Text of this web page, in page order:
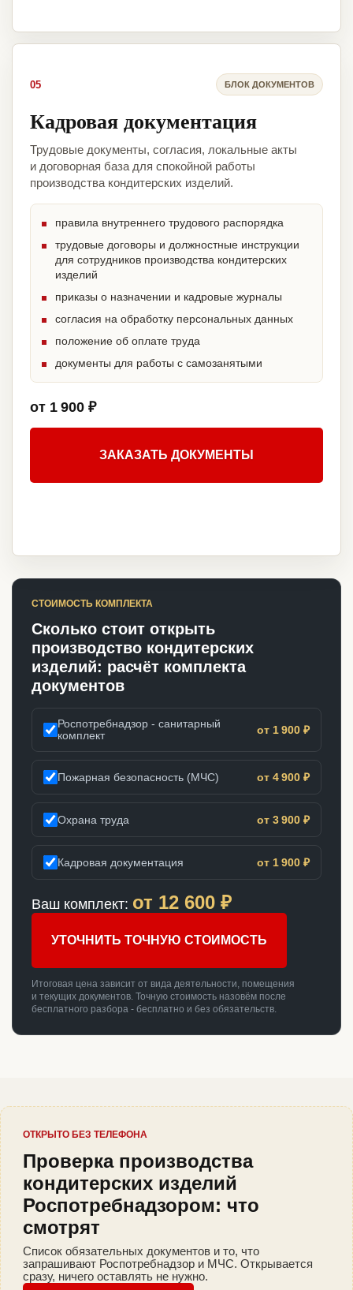
05 БЛОК ДОКУМЕНТОВ
Кадровая документация
Трудовые документы, согласия, локальные акты
и договорная база для спокойной работы
производства кондитерских изделий.
правила внутреннего трудового распорядка
трудовые договоры и должностные инструкции
для сотрудников производства кондитерских
изделий
приказы о назначении и кадровые журналы
согласия на обработку персональных данных
положение об оплате труда
документы для работы с самозанятыми
от 1 900 ₽
ЗАКАЗАТЬ ДОКУМЕНТЫ
СТОИМОСТЬ КОМПЛЕКТА
Сколько стоит открыть
производство кондитерских
изделий: расчёт комплекта
документов
Роспотребнадзор - санитарный
комплект
от 1 900 ₽
Пожарная безопасность (МЧС) от 4 900 ₽
Охрана труда от 3 900 ₽
Кадровая документация от 1 900 ₽
Ваш комплект: от 12 600 ₽
УТОЧНИТЬ ТОЧНУЮ СТОИМОСТЬ
Итоговая цена зависит от вида деятельности, помещения
и текущих документов. Точную стоимость назовём после
бесплатного разбора - бесплатно и без обязательств.
ОТКРЫТО БЕЗ ТЕЛЕФОНА
Проверка производства
кондитерских изделий
Роспотребнадзором: что
смотрят
Список обязательных документов и то, что
запрашивают Роспотребнадзор и МЧС. Открывается
сразу, ничего оставлять не нужно.